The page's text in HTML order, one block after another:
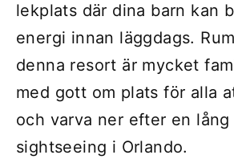
lekplats där dina barn kan
energi innan läggdags.
denna resort är mycket
med gott om plats för alla
och varva ner efter en lång
sightseeing i Orlando.